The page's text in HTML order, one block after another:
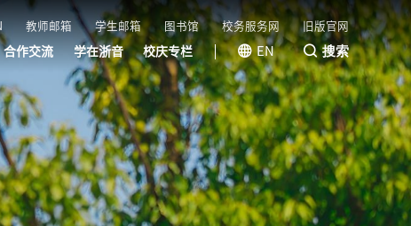
教师邮箱 学生邮箱 图书馆 校务服务网 旧版官网
合作交流
国际（港澳台）交流
学在浙音
浙音成长
浙音学堂
快乐教室
线上音乐会
视听浙音
校庆专栏 EN 搜索